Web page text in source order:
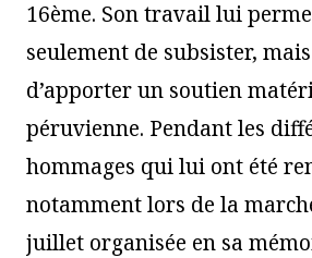
16ème. Son travail lui
seulement de subsister,
d’apporter un soutien
péruvienne. Pendant les
hommages qui lui ont été
notamment lors de la
juillet organisée en sa